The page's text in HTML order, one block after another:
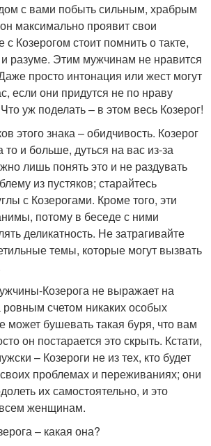
с вами побыть сильным, храбрым
максимально проявит свои
с Козерогом стоит помнить о такте,
и разуме. Этим мужчинам не нравится
просто интонация или жест могут
если они придутся не по нраву
уж поделать – в этом весь Козерог!
этого знака – обидчивость. Козерог
и больше, дуться на вас из-за
лишь понять это и не раздувать
из пустяков; старайтесь
с Козерогами. Кроме того, эти
потому в беседе с ними
деликатность. Не затрагивайте
темы, которые могут вызвать
Козерога не выражает на
счетом никаких особых
может бушевать такая буря, что вам
он постарается это скрыть. Кстати,
– Козероги не из тех, кто будет
проблемах и переживаниях; они
их самостоятельно, и это
женщинам.
– какая она?